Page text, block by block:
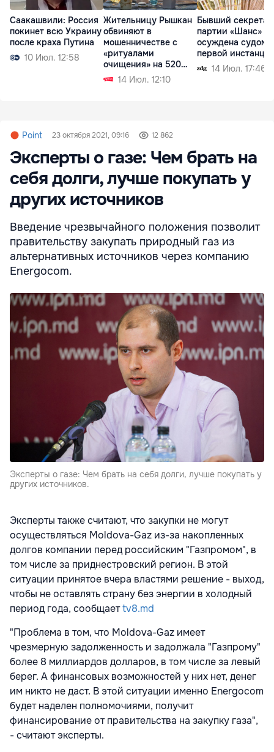
Саакашвили: Россия
покинет всю Украину
после краха Путина
10 Июл. 12:58
Жительницу Рышкан
обвиняют в
мошенничестве с
«ритуалами
очищения» на 520
тысяч леев
14 Июл. 12:10
Бывший
партии «Шанс»
осуждена судом
первой
14 Июл. 17:46
Point 23 октября 2021, 09:16 12 862
Эксперты о газе: Чем брать на
себя долги, лучше покупать у
других источников
Введение чрезвычайного положения позволит
правительству закупать природный газ из
альтернативных источников через компанию
Energocom.
Эксперты о газе: Чем брать на себя долги, лучше покупать у
других источников.
Эксперты также считают, что закупки не могут
осуществляться Moldova-Gaz из-за накопленных
долгов компании перед российским "Газпромом", в
том числе за приднестровский регион. В этой
ситуации принятое вчера властями решение - выход,
чтобы не оставлять страну без энергии в холодный
период года, сообщаетtv8.md
"Проблема в том, что Moldova-Gaz имеет
чрезмерную задолженность и задолжала "Газпрому"
более 8 миллиардов долларов, в том числе за левый
берег. А финансовых возможностей у них нет, денег
им никто не даст. В этой ситуации именно Energocom
будет наделен полномочиями, получит
финансирование от правительства на закупку газа",
- считают эксперты.